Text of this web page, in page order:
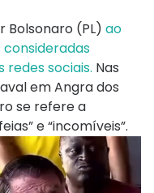
Bolsonaro (PL) ao
consideradas
redes sociais. Nas
em Angra dos
se refere a
e “incomíveis”.